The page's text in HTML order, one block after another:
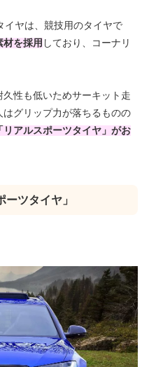
イヤは、競技用のタイヤで
材を採用 しており、コーナリ
性も低いためサーキット走
グリップ力が落ちるものの
アルスポーツタイヤ」がお
ツタイヤ」